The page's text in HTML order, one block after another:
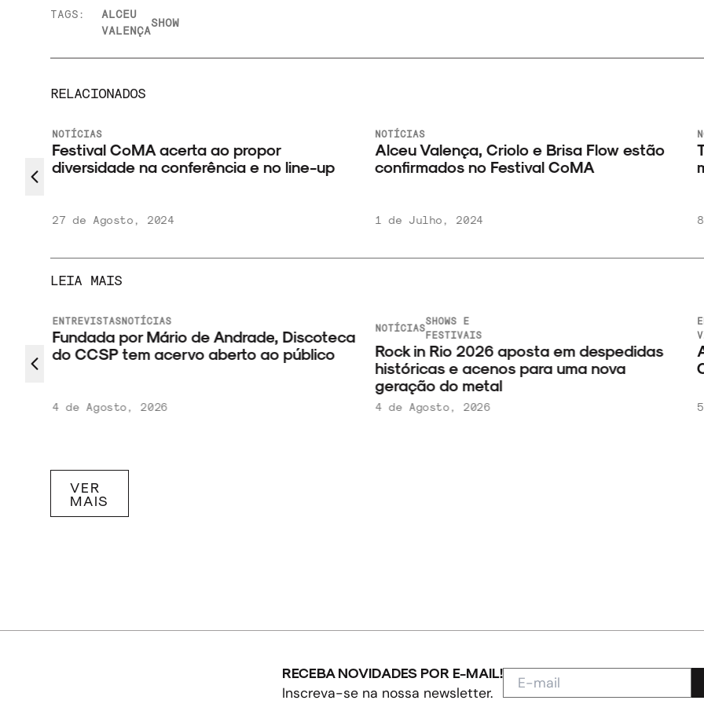
TAGS:
ALCEU
VALENÇA
SHOW
RELACIONADOS
NOTÍCIAS
Festival CoMA acerta ao propor
diversidade na conferência e no line-up
27 de Agosto, 2024
NOTÍCIAS
Alceu Valença, Criolo e Brisa Flow estão
confirmados no Festival CoMA
1 de Julho, 2024
LEIA MAIS
ENTREVISTASNOTÍCIAS
Fundada por Mário de Andrade, Discoteca
do CCSP tem acervo aberto ao público
4 de Agosto, 2026
NOTÍCIAS
SHOWS E
FESTIVAIS
Rock in Rio 2026 aposta em despedidas
históricas e acenos para uma nova
geração do metal
4 de Agosto, 2026
VER
MAIS
RECEBA NOVIDADES POR E-MAIL!
Inscreva-se na nossa newsletter.